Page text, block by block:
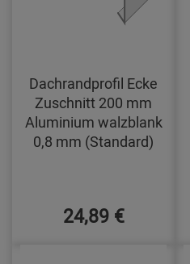
Dachrandprofil Ecke
Zuschnitt 200 mm
Aluminium walzblank
0,8 mm (Standard)
24,89 €